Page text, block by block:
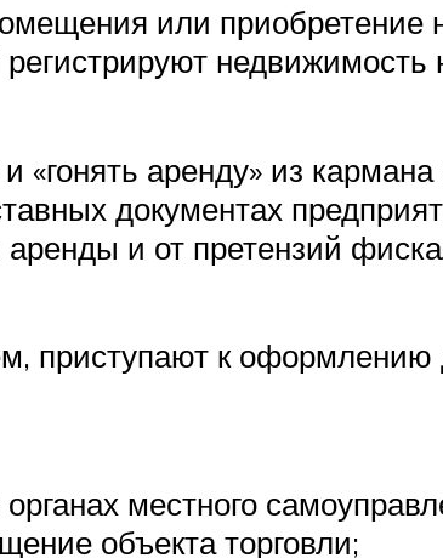
или приобретение
«гонять аренду» из
документах
и от претензий
к оформлению
местного
объекта торговли;